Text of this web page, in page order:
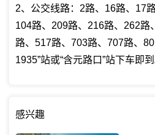
2、公交线路：2路、16路、17
104路、209路、216路、262路
路、517路、703路、707路、
1935”站或“含元路口”站下车即到
感兴趣